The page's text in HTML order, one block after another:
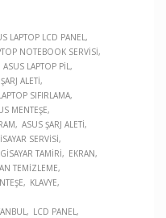
LAPTOP LCD PANEL
NOTEBOOK SERVISI
ASUS LAPTOP PIL
ALETI
SIFIRLAMA
MENTEŞE
ASUS ŞARJ ALETI
SERVISI
TAMIRI
EKRAN
TEMIZLEME
KLAVYE
LCD PANEL